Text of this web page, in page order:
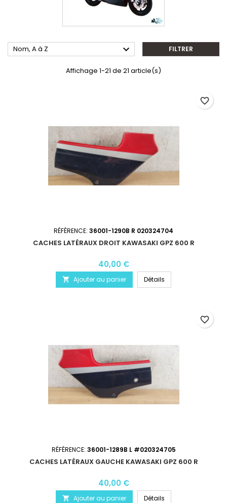
Nom, A à Z  FILTRER
Affichage 1-21 de 21 article(s)
RÉFÉRENCE: 36001-1290B R 020324704
CACHES LATÉRAUX DROIT KAWASAKI GPZ 600 R
40,00 €
 Ajouter au panier Détails
favorite_border
RÉFÉRENCE: 36001-1289B L #020324705
CACHES LATÉRAUX GAUCHE KAWASAKI GPZ 600 R
40,00 €
 Ajouter au panier Détails
favorite_border